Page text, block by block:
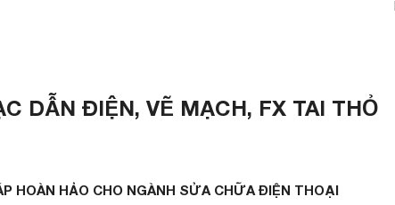
DẪN ĐIỆN, VẼ MẠCH, FX TAI THỎ
HOÀN HẢO CHO NGÀNH SỬA CHỮA ĐIỆN THOẠI